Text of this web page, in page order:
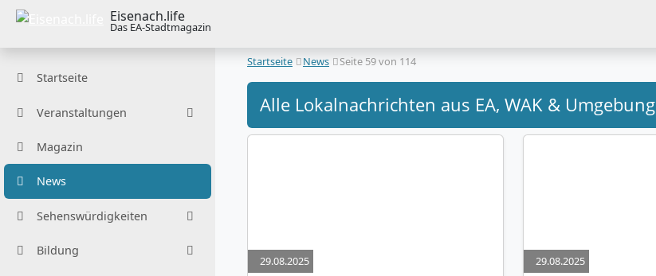
Eisenach.life
Das EA-Stadtmagazin
Startseite
Veranstaltungen
Magazin
News
Sehenswürdigkeiten
Bildung
Startseite News Seite 59 von 114
Alle Lokalnachrichten aus EA, WAK & Umgebung
29.08.2025 29.08.2025